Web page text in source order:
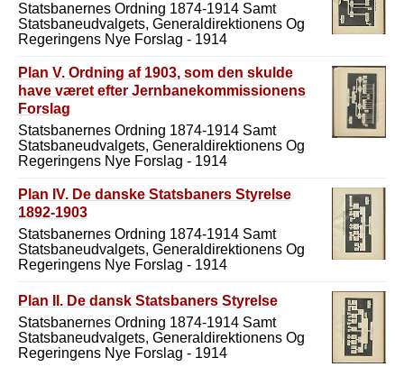
Statsbanernes Ordning 1874-1914 Samt
Statsbaneudvalgets, Generaldirektionens Og
Regeringens Nye Forslag - 1914
Plan V. Ordning af 1903, som den skulde
have været efter Jernbanekommissionens
Forslag
Statsbanernes Ordning 1874-1914 Samt
Statsbaneudvalgets, Generaldirektionens Og
Regeringens Nye Forslag - 1914
Plan IV. De danske Statsbaners Styrelse
1892-1903
Statsbanernes Ordning 1874-1914 Samt
Statsbaneudvalgets, Generaldirektionens Og
Regeringens Nye Forslag - 1914
Plan II. De dansk Statsbaners Styrelse
Statsbanernes Ordning 1874-1914 Samt
Statsbaneudvalgets, Generaldirektionens Og
Regeringens Nye Forslag - 1914